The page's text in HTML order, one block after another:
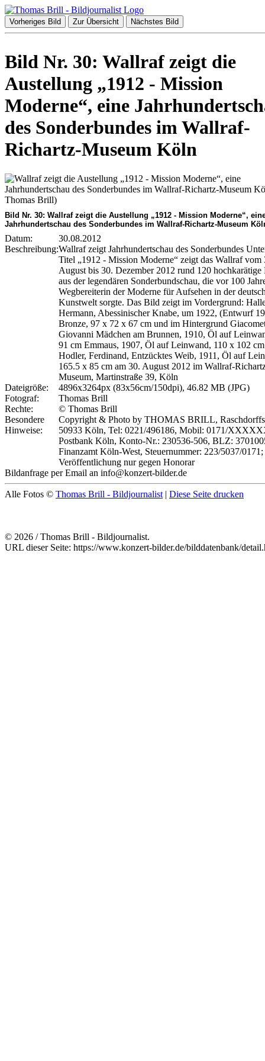
Vorheriges Bild Zur Übersicht Nächstes Bild
Bild Nr. 30: Wallraf zeigt die
Austellung „1912 - Mission
Moderne“, eine
des Sonderbundes im Wallraf-
Richartz-Museum Köln
Bild Nr. 30: Wallraf zeigt die Austellung „1912 - Mission Moderne“,
Jahrhundertschau des Sonderbundes im Wallraf-Richartz-Museum
Datum:
30.08.2012
Beschreibung:Wallraf zeigt Jahrhundertschau des Sonderbundes
Titel „1912 - Mission Moderne“ zeigt das Wallraf vom
August bis 30. Dezember 2012 rund 120 hochkarätige
aus der legendären Sonderbundschau, die vor 100
Wegbereiterin der Moderne für Aufsehen in der
Kunstwelt sorgte. Das Bild zeigt im Vordergrund:
Hermann, Abessinischer Knabe, um 1922, (Entwurf
Bronze, 97 x 72 x 67 cm und im Hintergrund
Giovanni Mädchen am Brunnen, 1910, Öl auf
91 cm Emmaus, 1907, Öl auf Leinwand, 110 x 102
Hodler, Ferdinand, Entzücktes Weib, 1911, Öl auf
165.5 x 85 cm am 30. August 2012 im Wallraf-
Museum, Martinstraße 39, Köln
Dateigröße:
4896x3264px (83x56cm/150dpi), 46.82 MB (JPG)
Fotograf:
Thomas Brill
Rechte:
© Thomas Brill
Besondere
Hinweise:
Copyright & Photo by THOMAS BRILL,
50933 Köln, Tel: 0221/496186, Mobil: 0171/
Postbank Köln, Konto-Nr.: 230536-506, BLZ:
Finanzamt Köln-West, Steuernummer: 223/5037/
Veröffentlichung nur gegen Honorar
Bildanfrage per Email an info@konzert-bilder.de
Alle Fotos © Thomas Brill - Bildjournalist | Diese Seite drucken
© 2026 / Thomas Brill - Bildjournalist.
URL dieser Seite: https://www.konzert-bilder.de/bilddatenbank/